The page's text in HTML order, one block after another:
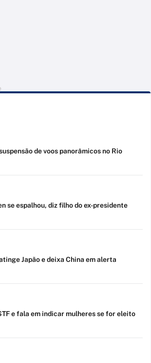
de voos panorâmicos no Rio
se espalhou, diz filho do ex-presidente
Japão e deixa China em alerta
e fala em indicar mulheres se for eleito